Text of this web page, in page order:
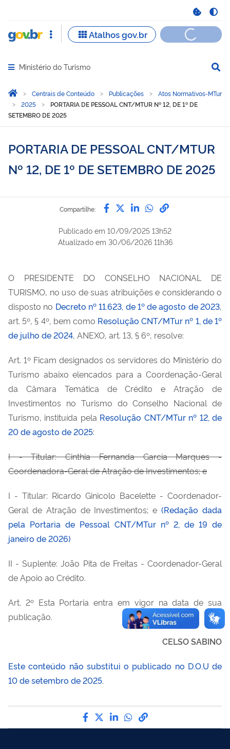
Abrir menu principal de navegação
Ministério do Turismo
Você está aqui:
Página Inicial
Centrais de Conteúdo Publicações
Atos Normativos-MTur
2025
PORTARIA DE PESSOAL CNT/MTUR Nº 12, DE 1º DE
SETEMBRO DE 2025
PORTARIA DE PESSOAL CNT/MTUR
Nº 12, DE 1º DE SETEMBRO DE 2025
Compartilhe: Compartilhe por Facebook
Compartilhe por Twitter
Compartilhe por
Compartilhe
link para
Publicado em 10/09/2025 13h52
Atualizado em 30/06/2026 11h36
O PRESIDENTE DO CONSELHO NACIONAL DE
TURISMO, no uso de suas atribuições e considerando o
disposto no Decreto nº 11.623, de 1º de agosto de 2023,
art. 5º, § 4º, bem como Resolução CNT/MTur nº 1, de 1º
de julho de 2024, ANEXO, art. 13, § 6º, resolve:
Art. 1º Ficam designados os servidores do Ministério do
Turismo abaixo elencados para a Coordenação-Geral
da Câmara Temática de Crédito e Atração de
Investimentos no Turismo do Conselho Nacional de
Turismo, instituída pela Resolução CNT/MTur nº 12, de
20 de agosto de 2025:
I - Titular: Cinthia Fernanda Garcia Marques -
Coordenadora-Geral de Atração de Investimentos; e
I - Titular: Ricardo Ginicolo Bacelette - Coordenador-
Geral de Atração de Investimentos; e(Redação dada
pela Portaria de Pessoal CNT/MTur nº 2, de 19 de
janeiro de 2026)
II - Suplente: João Pita de Freitas - Coordenador-Geral
de Apoio ao Crédito.
Art. 2º Esta Portaria entra em vigor na data de sua
publicação.
CELSO SABINO
Este conteúdo não substitui o publicado no D.O.U de
10 de setembro de 2025.
Compartilhe por Facebook
Compartilhe por Twitter
Compartilhe por
Compartilhe por
link para Copiar